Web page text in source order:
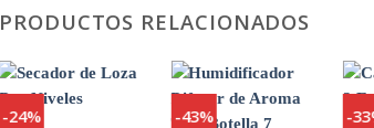
PRODUCTOS RELACIONADOS
-24% -43% -